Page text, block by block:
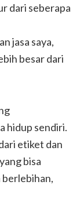
dari seberapa
jasa saya,
besar dari
hidup sendiri.
etiket dan
bisa
berlebihan,